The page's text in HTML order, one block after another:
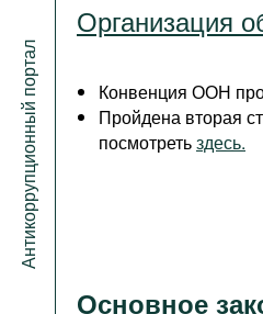
Антикоррупционный портал
Организация
Конвенция ООН
Пройдена вторая
посмотретьздесь.
Основное